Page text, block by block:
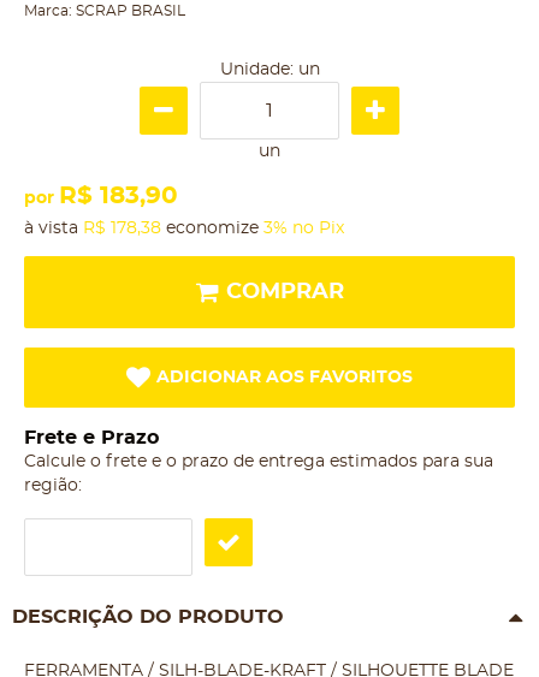
Marca: SCRAP BRASIL
Unidade: un
un
por R$ 183,90
à vista R$ 178,38 economize 3% no Pix
COMPRAR
ADICIONAR AOS FAVORITOS
Frete e Prazo
Calcule o frete e o prazo de entrega estimados para sua
região:
DESCRIÇÃO DO PRODUTO
FERRAMENTA / SILH-BLADE-KRAFT / SILHOUETTE BLADE